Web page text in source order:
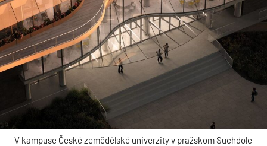
V kampuse České zemědělské univerzity v pražskom Suchdole